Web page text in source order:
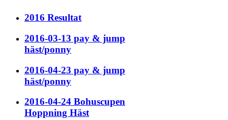
2016 Resultat
2016-03-13 pay & jump
häst/ponny
2016-04-23 pay & jump
häst/ponny
2016-04-24 Bohuscupen
Hoppning Häst